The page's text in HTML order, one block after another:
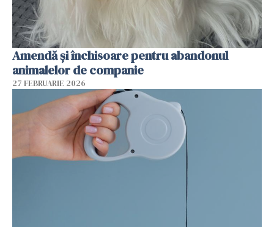
Amendă și închisoare pentru abandonul
animalelor de companie
27 FEBRUARIE 2026